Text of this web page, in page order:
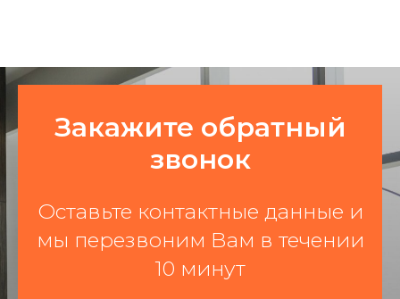
Закажите обратный
звонок
Оставьте контактные данные и
мы перезвоним Вам в течении
10 минут